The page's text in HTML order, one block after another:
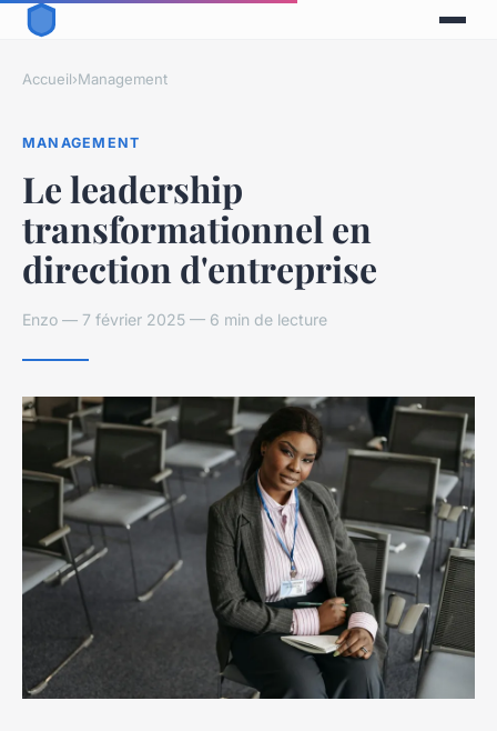
Accueil›Management
MANAGEMENT
Le leadership
transformationnel en
direction d'entreprise
Enzo — 7 février 2025 — 6 min de lecture